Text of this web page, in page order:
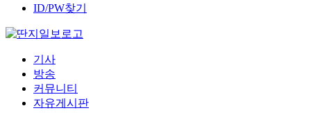
ID/PW찾기
기사
방송
커뮤니티
자유게시판